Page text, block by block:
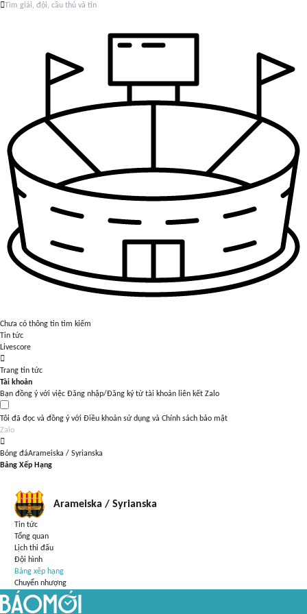
Chưa có thông tin tìm kiếm
Tin tức
Livescore
Trang tin tức
Tài khoản
Bạn đồng ý với việc Đăng nhập/Đăng ký từ tài khoản liên kết Zalo
Tôi đã đọc và đồng ý với Điều khoản sử dụng và Chính sách bảo mật
Zalo
Bóng đáArameiska / Syrianska
Bảng Xếp Hạng
Arameiska / Syrianska
Tin tức
Tổng quan
Lịch thi đấu
Đội hình
Bảng xếp hạng
Chuyển nhượng